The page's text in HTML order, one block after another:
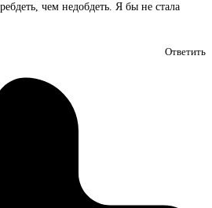
чем недобдеть. Я бы не стала
Ответить